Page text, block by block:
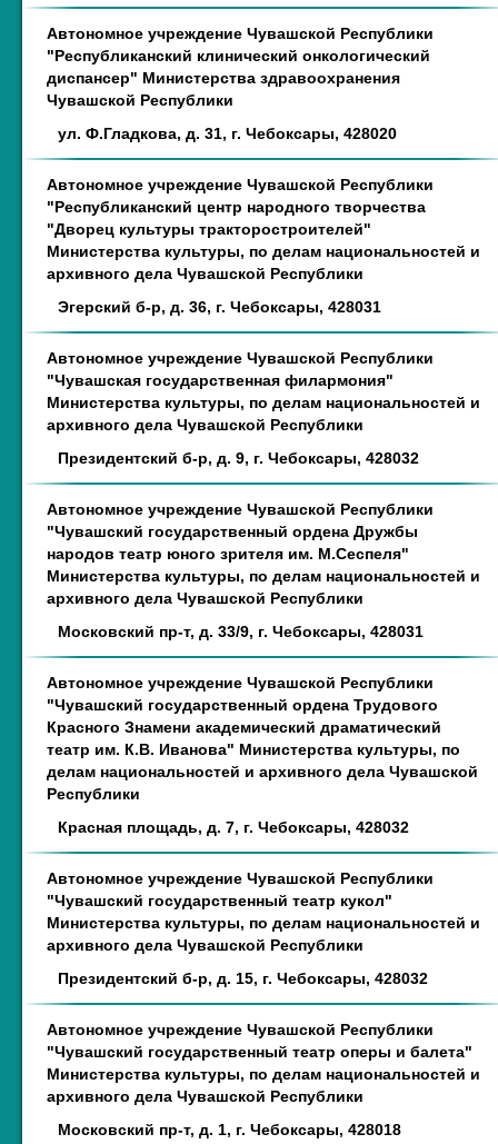
Автономное учреждение Чувашской Республики
"Республиканский клинический онкологический
диспансер" Министерства здравоохранения
Чувашской Республики
ул. Ф.Гладкова, д. 31, г. Чебоксары, 428020
Автономное учреждение Чувашской Республики
"Республиканский центр народного творчества
"Дворец культуры тракторостроителей"
Министерства культуры, по делам национальностей и
архивного дела Чувашской Республики
Эгерский б-р, д. 36, г. Чебоксары, 428031
Автономное учреждение Чувашской Республики
"Чувашская государственная филармония"
Министерства культуры, по делам национальностей и
архивного дела Чувашской Республики
Президентский б-р, д. 9, г. Чебоксары, 428032
Автономное учреждение Чувашской Республики
"Чувашский государственный ордена Дружбы
народов театр юного зрителя им. М.Сеспеля"
Министерства культуры, по делам национальностей и
архивного дела Чувашской Республики
Московский пр-т, д. 33/9, г. Чебоксары, 428031
Автономное учреждение Чувашской Республики
"Чувашский государственный ордена Трудового
Красного Знамени академический драматический
театр им. К.В. Иванова" Министерства культуры, по
делам национальностей и архивного дела Чувашской
Республики
Красная площадь, д. 7, г. Чебоксары, 428032
Автономное учреждение Чувашской Республики
"Чувашский государственный театр кукол"
Министерства культуры, по делам национальностей и
архивного дела Чувашской Республики
Президентский б-р, д. 15, г. Чебоксары, 428032
Автономное учреждение Чувашской Республики
"Чувашский государственный театр оперы и балета"
Министерства культуры, по делам национальностей и
архивного дела Чувашской Республики
Московский пр-т, д. 1, г. Чебоксары, 428018